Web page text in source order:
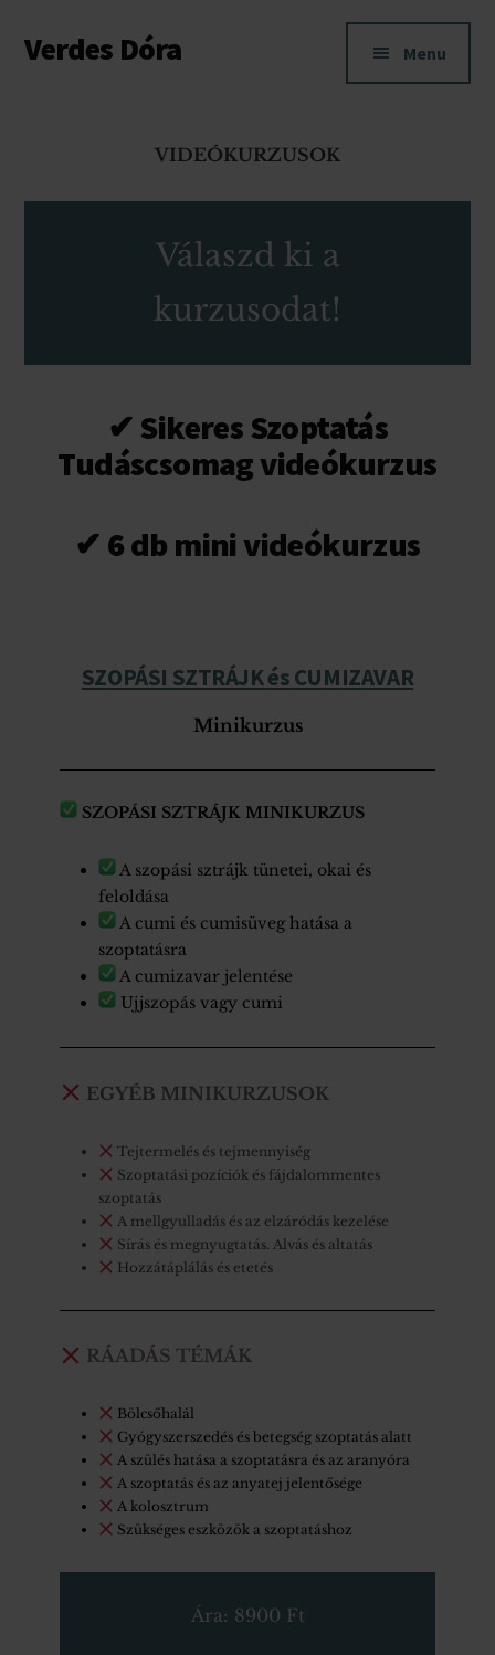
main
footer
menu
Verdes Dóra
szoptatási
Menu
VIDEÓKURZUSOK
Válaszd ki a
kurzusodat!
✔ Sikeres Szoptatás
Tudáscsomag videókurzus
✔ 6 db mini videókurzus
SZOPÁSI SZTRÁJK és CUMIZAVAR
Minikurzus
SZOPÁSI SZTRÁJK MINIKURZUS
A szopási sztrájk tünetei, okai és
feloldása
A cumi és cumisüveg hatása a
szoptatásra
A cumizavar jelentése
Ujjszopás vagy cumi
EGYÉB MINIKURZUSOK
Tejtermelés és tejmennyiség
Szoptatási pozíciók és fájdalommentes
szoptatás
A mellgyulladás és az elzáródás kezelése
Sírás és megnyugtatás. Alvás és altatás
Hozzátáplálás és etetés
RÁADÁS TÉMÁK
Bölcsőhalál
Gyógyszerszedés és betegség szoptatás alatt
A szülés hatása a szoptatásra és az aranyóra
A szoptatás és az anyatej jelentősége
A kolosztrum
Szükséges eszközök a szoptatáshoz
Ára: 8900 Ft